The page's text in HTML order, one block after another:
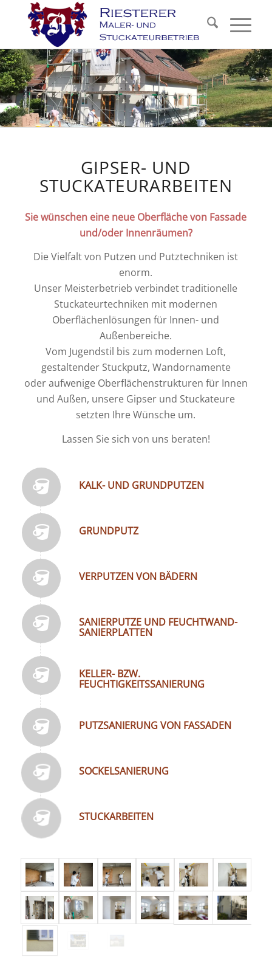
GIPSER- UND
STUCKATEURARBEITEN
Sie wünschen eine neue Oberfläche von Fassade
und/oder Innenräumen?
Die Vielfalt von Putzen und Putztechniken ist
enorm.
Unser Meisterbetrieb verbindet traditionelle
Stuckateurtechniken mit modernen
Oberflächenlösungen für Innen- und
Außenbereiche.
Vom Jugendstil bis zum modernen Loft,
gestaltender Stuckputz, Wandornamente
oder aufwenige Oberflächenstrukturen für Innen
und Außen, unsere Gipser und Stuckateure
setzten Ihre Wünsche um.
Lassen Sie sich von uns beraten!
KALK- UND GRUNDPUTZEN
GRUNDPUTZ
VERPUTZEN VON BÄDERN
SANIERPUTZE UND FEUCHTWAND-
SANIERPLATTEN
KELLER- BZW.
FEUCHTIGKEITSSANIERUNG
PUTZSANIERUNG VON FASSADEN
SOCKELSANIERUNG
STUCKARBEITEN